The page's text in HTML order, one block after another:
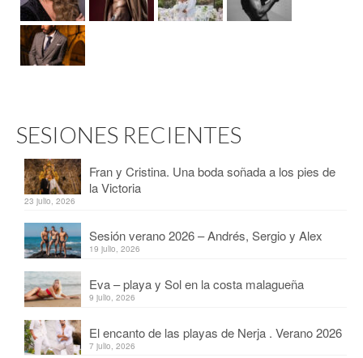
SESIONES RECIENTES
Fran y Cristina. Una boda soñada a los pies de
la Victoria
23 julio, 2026
Sesión verano 2026 – Andrés, Sergio y Alex
19 julio, 2026
Eva – playa y Sol en la costa malagueña
9 julio, 2026
El encanto de las playas de Nerja . Verano 2026
7 julio, 2026